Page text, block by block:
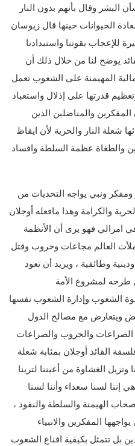
وقال بأنهم بدون النار
الحيوانات حينها قال زيوسان
للإعجاب بقوتنا واستبدادنا
يوضح لنا من خلال ذلك أن
المهيمنة على الشعوب تعمل
قدرتها على إذلال واستعباد
والمناضلين الذين
شعلة النار والحرية لأن ايقاظ
والطغاة عظمة السلطة وافساد
ونبي يواجه التحديات من
والكرامة وهذا مافعله أوجلان
امرالي فهو يرى أن الأنظمة
ملأت العالم مجاعات وحروب وقتل
وطائفية ، ويريد أن تعود
طرحه لمشروع الأمة
الشعوب وإدارة الشعوب نفسها
ويتعارض مع مصالح الدول
الصراعات والحروب والصراعات
القائد أوجلان بمثابة شعلة
الغشاوة من أعيننا لترينا
إننا لسنا سعداء وأننا لسنا
الهيمنة والسلطة والنفوذ ،
المفكرين والانبياء
بل تتمثل بكيفية اقناع الشعوب